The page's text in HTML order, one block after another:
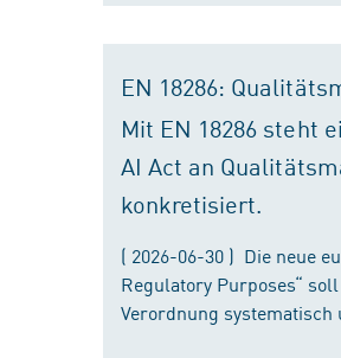
EN 18286:
Mit EN 18286 steht
AI Act an
konkretisiert.
( 2026-06-30 ) Die neue
Regulatory Purposes“
Verordnung systematisch